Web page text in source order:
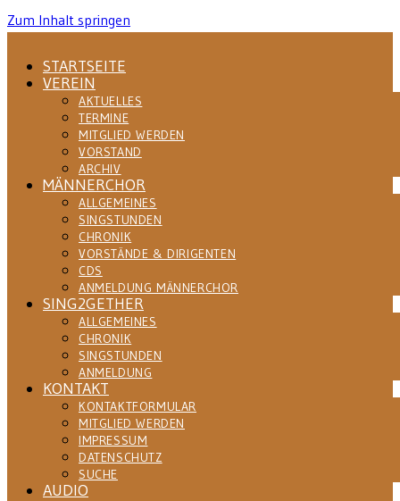
Zum Inhalt springen
STARTSEITE
VEREIN
AKTUELLES
TERMINE
MITGLIED WERDEN
VORSTAND
ARCHIV
MÄNNERCHOR
ALLGEMEINES
SINGSTUNDEN
CHRONIK
VORSTÄNDE & DIRIGENTEN
CDS
ANMELDUNG MÄNNERCHOR
SING2GETHER
ALLGEMEINES
CHRONIK
SINGSTUNDEN
ANMELDUNG
KONTAKT
KONTAKTFORMULAR
MITGLIED WERDEN
IMPRESSUM
DATENSCHUTZ
SUCHE
AUDIO